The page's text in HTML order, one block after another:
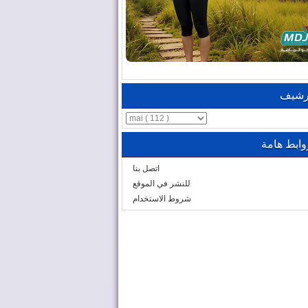
هامة
اتصل بنا
للنشر في الموقع
شروط الاستخدام